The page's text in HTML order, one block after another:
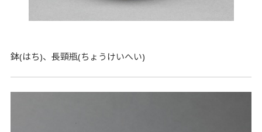
鉢(はち)、長頸瓶(ちょうけいへい)